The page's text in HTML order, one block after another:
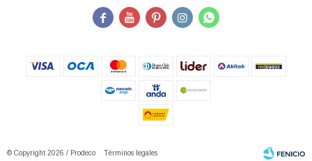
    
© Copyright 2026 / Prodeco Términos legales